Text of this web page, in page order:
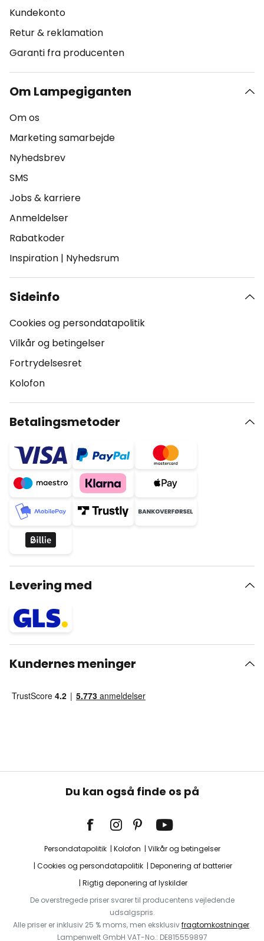
Kundekonto
Retur & reklamation
Garanti fra producenten
Om Lampegiganten
Om os
Marketing samarbejde
Nyhedsbrev
SMS
Jobs & karriere
Anmeldelser
Rabatkoder
Inspiration | Nyhedsrum
Sideinfo
Cookies og persondatapolitik
Vilkår og betingelser
Fortrydelsesret
Kolofon
Betalingsmetoder
Levering med
Kundernes meninger
Du kan også finde os på
Persondatapolitik Kolofon
Vilkår og betingelser
Cookies og persondatapolitik
Deponering af batterier
Rigtig deponering af lyskilder
De overstregede priser svarer til producentens vejledende
udsalgspris.
Alle priser er inklusiv 25 % moms, men eksklusivfragtomkostninger.
Lampenwelt GmbH VAT-No.: DE815559897